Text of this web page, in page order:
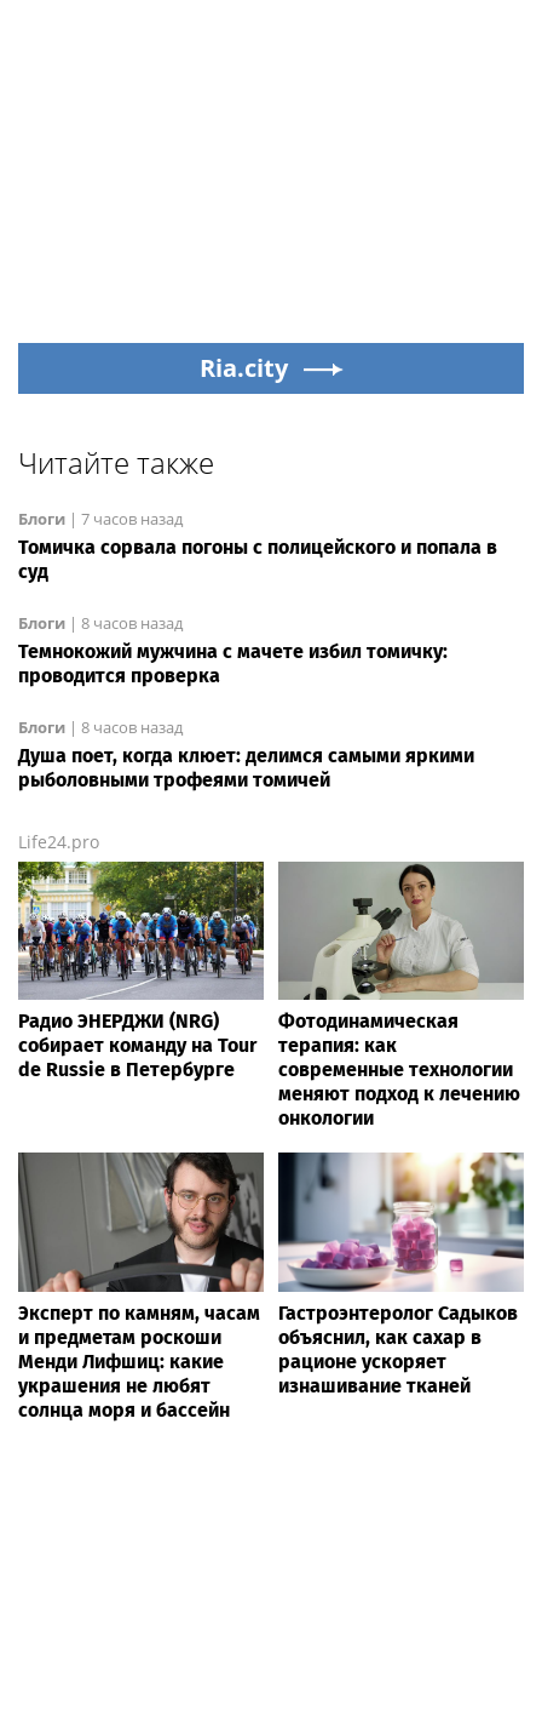
Ria.city
Читайте также
Блоги | 7 часов назад
Томичка сорвала погоны с полицейского и попала в
суд
Блоги | 8 часов назад
Темнокожий мужчина с мачете избил томичку:
проводится проверка
Блоги | 8 часов назад
Душа поет, когда клюет: делимся самыми яркими
рыболовными трофеями томичей
Life24.pro
Радио ЭНЕРДЖИ (NRG)
собирает команду на Tour
de Russie в Петербурге
Фотодинамическая
терапия: как
современные технологии
меняют подход к лечению
онкологии
Эксперт по камням, часам
и предметам роскоши
Менди Лифшиц: какие
украшения не любят
солнца моря и бассейн
Гастроэнтеролог Садыков
объяснил, как сахар в
рационе ускоряет
изнашивание тканей